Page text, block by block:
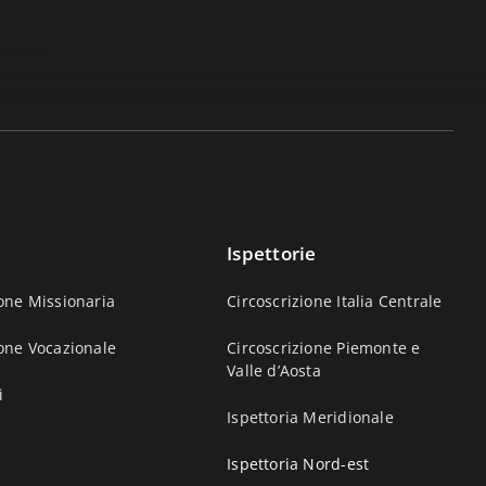
Missionaria
Vocazionale
Ispettorie
Circoscrizione Italia Centrale
Circoscrizione Piemonte e
Valle d’Aosta
Ispettoria Meridionale
Ispettoria Nord-est